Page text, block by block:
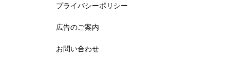
プライバシーポリシー
広告のご案内
お問い合わせ